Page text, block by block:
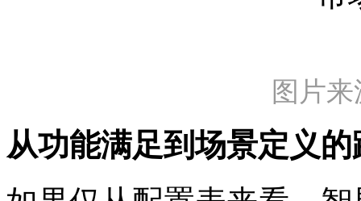
图片
从功能满足到场景定义的